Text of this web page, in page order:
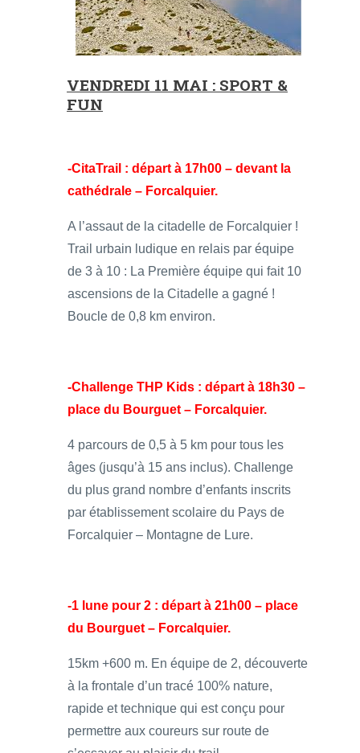
VENDREDI 11 MAI : SPORT &
FUN
-CitaTrail : départ à 17h00 – devant la
cathédrale – Forcalquier.
A l’assaut de la citadelle de Forcalquier !
Trail urbain ludique en relais par équipe
de 3 à 10 : La Première équipe qui fait 10
ascensions de la Citadelle a gagné !
Boucle de 0,8 km environ.
-Challenge THP Kids : départ à 18h30 –
place du Bourguet – Forcalquier.
4 parcours de 0,5 à 5 km pour tous les
âges (jusqu’à 15 ans inclus). Challenge
du plus grand nombre d’enfants inscrits
par établissement scolaire du Pays de
Forcalquier – Montagne de Lure.
-1 lune pour 2 : départ à 21h00 – place
du Bourguet – Forcalquier.
15km +600 m. En équipe de 2, découverte
à la frontale d’un tracé 100% nature,
rapide et technique qui est conçu pour
permettre aux coureurs sur route de